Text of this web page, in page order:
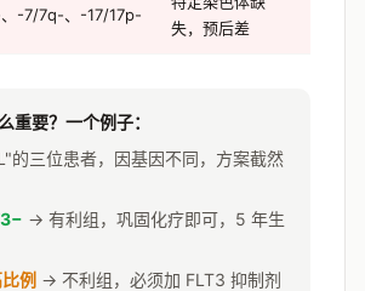
-7/7q-、-17/17p-
失，预后差
重要？一个例子：
的三位患者，因基因不同，方案截然
→ 有利组，巩固化疗即可，5 年生
例 → 不利组，必须加 FLT3 抑制剂